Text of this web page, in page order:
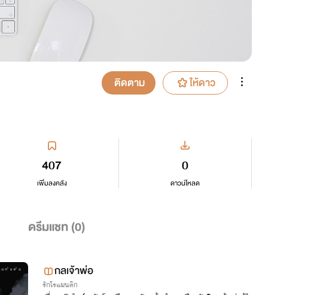
ติดตาม ให้ดาว
407
เพิ่มลงคลัง
0
ดาวน์โหลด
ดรีมแชท (0)
กลเจ้าพ่อ
รักโรแมนติก